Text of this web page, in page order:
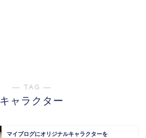
― TAG ―
キャラクター
マイブログにオリジナルキャラクターを